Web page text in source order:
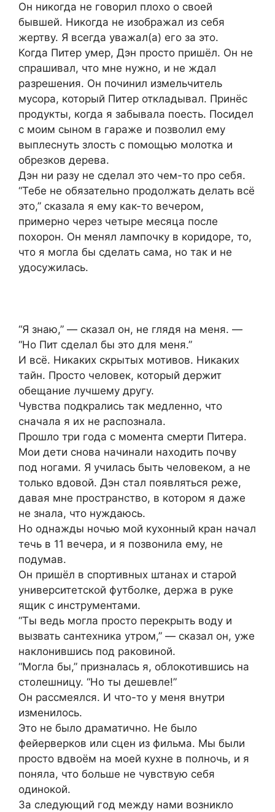
Он никогда не говорил плохо о своей
бывшей. Никогда не изображал из себя
жертву. Я всегда уважал(а) его за это.
Когда Питер умер, Дэн просто пришёл. Он не
спрашивал, что мне нужно, и не ждал
разрешения. Он починил измельчитель
мусора, который Питер откладывал. Принёс
продукты, когда я забывала поесть. Посидел
с моим сыном в гараже и позволил ему
выплеснуть злость с помощью молотка и
обрезков дерева.
Дэн ни разу не сделал это чем-то про себя.
“Тебе не обязательно продолжать делать всё
это,” сказала я ему как-то вечером,
примерно через четыре месяца после
похорон. Он менял лампочку в коридоре, то,
что я могла бы сделать сама, но так и не
удосужилась.
“Я знаю,” — сказал он, не глядя на меня. —
“Но Пит сделал бы это для меня.”
И всё. Никаких скрытых мотивов. Никаких
тайн. Просто человек, который держит
обещание лучшему другу.
Чувства подкрались так медленно, что
сначала я их не распознала.
Прошло три года с момента смерти Питера.
Мои дети снова начинали находить почву
под ногами. Я училась быть человеком, а не
только вдовой. Дэн стал появляться реже,
давая мне пространство, в котором я даже
не знала, что нуждаюсь.
Но однажды ночью мой кухонный кран начал
течь в 11 вечeра, и я позвонила ему, не
подумав.
Он пришёл в спортивных штанах и старой
университетской футболке, держа в руке
ящик с инструментами.
“Ты ведь могла просто перекрыть воду и
вызвать сантехника утром,” — сказал он, уже
наклонившись под раковиной.
“Могла бы,” призналась я, облокотившись на
столешницу. “Но ты дешевле!”
Он рассмеялся. И что-то у меня внутри
изменилось.
Это не было драматично. Не было
фейерверков или сцен из фильма. Мы были
просто вдвоём на моей кухне в полночь, и я
поняла, что больше не чувствую себя
одинокой.
За следующий год между нами возникло